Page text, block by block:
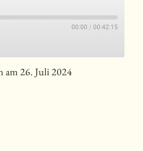
00:00 / 00:42:15
am 26. Juli 2024